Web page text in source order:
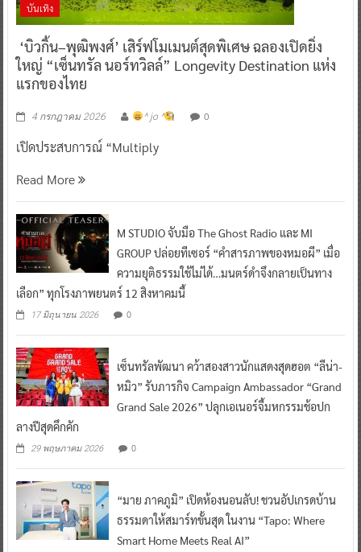
บันเทิง
‘บิวกิ้น–พุฒิพงศ์’ เสิร์ฟโมเมนต์สุดพิเศษ ฉลองเปิดยิ่ง
ใหญ่ “เซ็นทรัล นอร์ทวิลล์” Longevity Destination แห่ง
แรกของไทย
4 กรกฎาคม 2026 ^ jo ^ 0
เปิดประสบการณ์ “Multiply
Read More
M STUDIO จับมือ The Ghost Radio และ MI
GROUP ปล่อยทีเซอร์ “คำสารภาพของหมอผี” เมื่อ
ความยุติธรรมใช้ไม่ได้…มนตร์ดำจึงกลายเป็นทาง
เลือก” ทุกโรงภาพยนตร์ 12 สิงหาคมนี้
17 มิถุนายน 2026 0
เซ็นทรัลพัฒนา คว้าสองสาวนักแสดงสุดฮอต “ลีน่า-
หมิว” รับภารกิจ Campaign Ambassador “Grand
Grand Sale 2026” ปลุกเอเนอร์จี้มหกรรมช้อปก
ลางปีสุดคึกคัก
29 พฤษภาคม 2026 0
“มาย ภาคภูมิ” เปิดห้องนอนลับ! ชวนอัปเกรดบ้าน
ธรรมดาให้สมาร์ทขั้นสุด ในงาน “Tapo: Where
Smart Home Meets Real AI”